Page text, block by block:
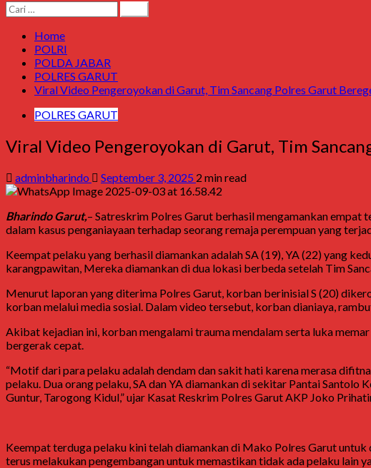
Cari
untuk:
Home
POLRI
POLDA JABAR
POLRES GARUT
Viral Video Pengeroyokan di Garut, Tim Sancang Polres Garut
POLRES GARUT
Viral Video Pengeroyokan di Garut, Tim
adminbharindo September 3, 2025 2 min read
Bharindo Garut,– Satreskrim Polres Garut berhasil mengamankan
dalam kasus penganiayaan terhadap seorang remaja perempuan yang
Keempat pelaku yang berhasil diamankan adalah SA (19), YA (22) yang
karangpawitan, Mereka diamankan di dua lokasi berbeda setelah Tim
Menurut laporan yang diterima Polres Garut, korban berinisial S (20)
korban melalui media sosial. Dalam video tersebut, korban dianiaya,
Akibat kejadian ini, korban mengalami trauma mendalam serta luka
bergerak cepat.
“Motif dari para pelaku adalah dendam dan sakit hati karena merasa
pelaku. Dua orang pelaku, SA dan YA diamankan di sekitar Pantai Santolo
Guntur, Tarogong Kidul,” ujar Kasat Reskrim Polres Garut AKP Joko
Keempat terduga pelaku kini telah diamankan di Mako Polres Garut
terus melakukan pengembangan untuk memastikan tidak ada pelaku lain